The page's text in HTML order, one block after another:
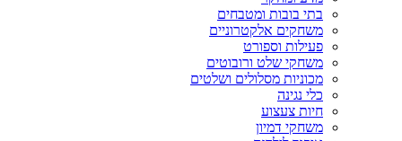
בתי בובות ומטבחים
משחקים אלקטרוניים
פעילות וספורט
משחקי שלט ורובוטים
מכוניות מסלולים ושלטים
כלי נגינה
חיות צעצוע
משחקי דמיון